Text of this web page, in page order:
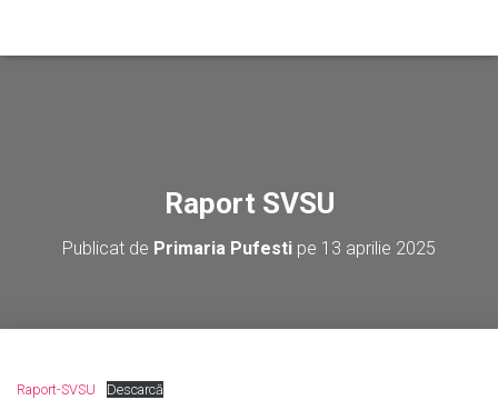
Raport SVSU
Publicat de Primaria Pufesti pe 13 aprilie 2025
Raport-SVSU Descarcă